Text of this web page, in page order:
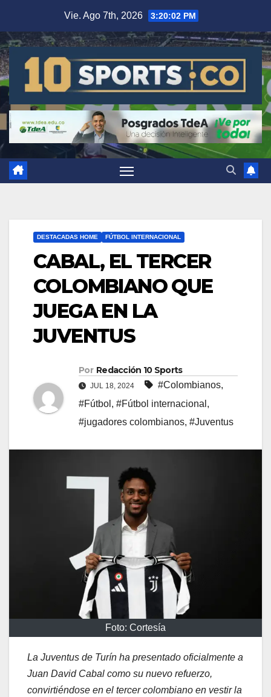
Vie. Ago 7th, 2026 3:20:03 PM
DESTACADAS HOME FÚTBOL INTERNACIONAL
CABAL, EL TERCER
COLOMBIANO QUE
JUEGA EN LA
JUVENTUS
Por Redacción 10 Sports
JUL 18, 2024 #Colombianos,
#Fútbol , #Fútbol internacional ,
#jugadores colombianos, #Juventus
Foto: Cortesía
La Juventus de Turín ha presentado oficialmente a
Juan David Cabal como su nuevo refuerzo,
convirtiéndose en el tercer colombiano en vestir la